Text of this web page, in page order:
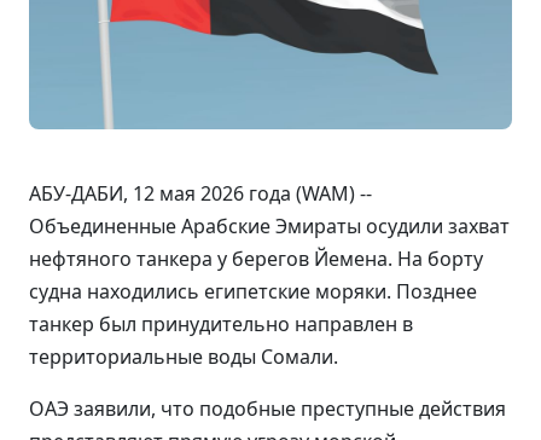
АБУ-ДАБИ, 12 мая 2026 года (WAM) --
Объединенные Арабские Эмираты осудили захват
нефтяного танкера у берегов Йемена. На борту
судна находились египетские моряки. Позднее
танкер был принудительно направлен в
территориальные воды Сомали.
ОАЭ заявили, что подобные преступные действия